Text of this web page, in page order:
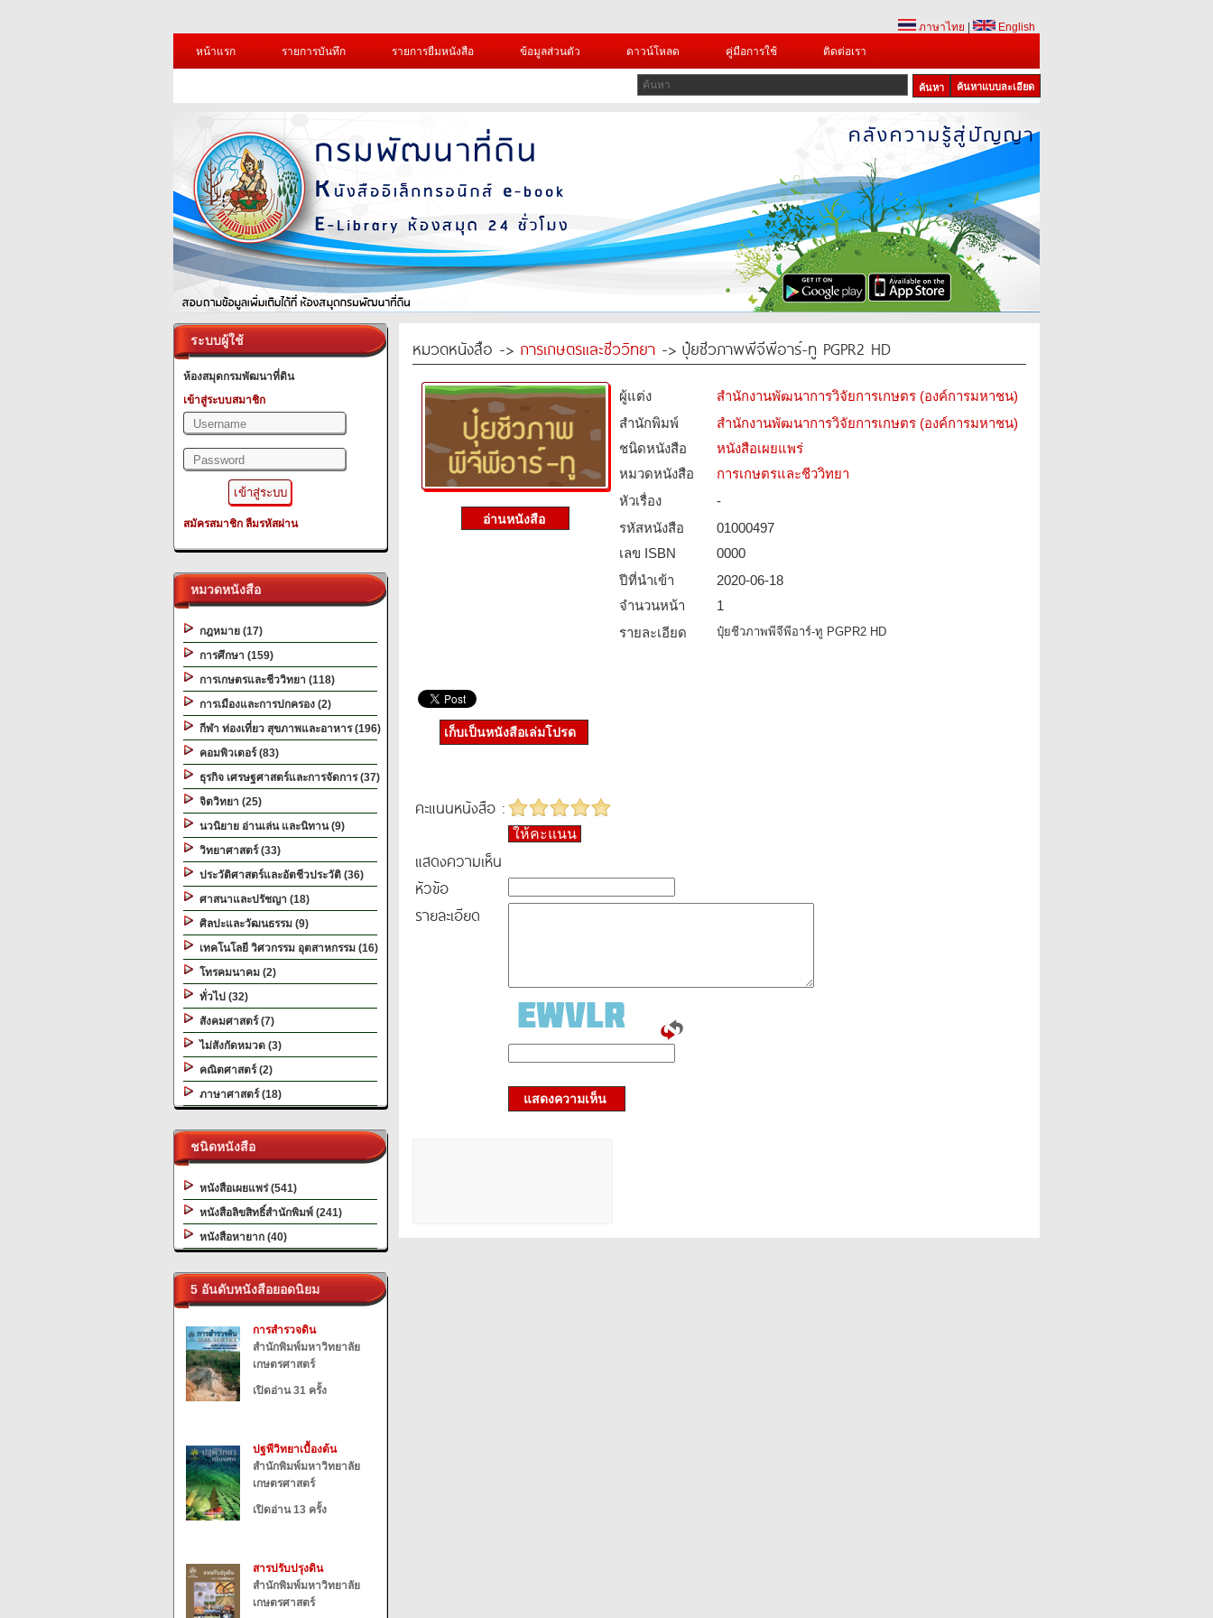
ภาษาไทย
English
หน้าแรก
รายการบันทึก รายการยืมหนังสือ ข้อมูลส่วนตัว ดาวน์โหลด คู่มือการใช้ ติดต่อเรา
ค้นหาแบบละเอียด
1 2 3
ระบบผู้ใช้
ห้องสมุดกรมพัฒนาที่ดิน
เข้าสู่ระบบสมาชิก
สมัครสมาชิก ลืมรหัสผ่าน
หมวดหนังสือ
กฎหมาย (17)
การศึกษา (159)
การเกษตรและชีววิทยา (118)
การเมืองและการปกครอง (2)
กีฬา ท่องเที่ยว สุขภาพและอาหาร (196)
คอมพิวเตอร์ (83)
ธุรกิจ เศรษฐศาสตร์และการจัดการ (37)
จิตวิทยา (25)
นวนิยาย อ่านเล่น และนิทาน (9)
วิทยาศาสตร์ (33)
ประวัติศาสตร์และอัตชีวประวัติ (36)
ศาสนาและปรัชญา (18)
ศิลปะและวัฒนธรรม (9)
เทคโนโลยี วิศวกรรม อุตสาหกรรม (16)
โทรคมนาคม (2)
ทั่วไป (32)
สังคมศาสตร์ (7)
ไม่สังกัดหมวด (3)
คณิตศาสตร์ (2)
ภาษาศาสตร์ (18)
ชนิดหนังสือ
หนังสือเผยแพร่ (541)
หนังสือลิขสิทธิ์สำนักพิมพ์ (241)
หนังสือหายาก (40)
5 อันดับหนังสือยอดนิยม
การสำรวจดิน
สำนักพิมพ์มหาวิทยาลัย
เกษตรศาสตร์
เปิดอ่าน 31 ครั้ง
ปฐพีวิทยาเบื้องต้น
สำนักพิมพ์มหาวิทยาลัย
เกษตรศาสตร์
เปิดอ่าน 13 ครั้ง
สารปรับปรุงดิน
สำนักพิมพ์มหาวิทยาลัย
เกษตรศาสตร์
หมวดหนังสือ -> การเกษตรและชีววิทยา -> ปุ๋ยชีวภาพพีจีพีอาร์-ทู PGPR2 HD
ผู้แต่ง
สำนักงานพัฒนาการวิจัยการเกษตร (องค์การมหาชน)
สำนักพิมพ์
สำนักงานพัฒนาการวิจัยการเกษตร (องค์การมหาชน)
ชนิดหนังสือ­
หนังสือเผยแพร่
หมวดหนังสือ­
การเกษตรและชีววิทยา
หัวเรื่อง
-
รหัสหนังสือ­
01000497
เลข ISBN
0000
ปีที่นำเข้า
2020-06-18
จำนวนหน้า
1
รายละเอียด
ปุ๋ยชีวภาพพีจีพีอาร์-ทู PGPR2 HD
เก็บเป็นหนังสือเล่มโปรด
คะแนนหนังสือ :
ให้คะแนน
แสดงความเห็น
หัวข้อ
รายละเอียด
แสดงความเห็น